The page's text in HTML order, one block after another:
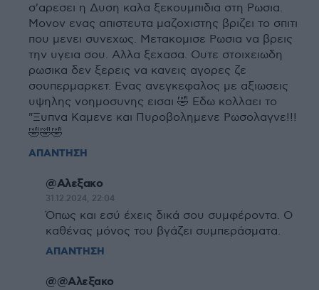
σ'αρεσει η Δυση καλα ξεκουμπιδια στη Ρωσια.
Μονον ενας απιστευτα μαζοχιστης βριζει το σπιτι
που μενει συνεχως. Μετακομισε Ρωσια να βρεις
την υγεια σου. Αλλα ξεχασα. Ουτε στοιχειωδη
ρωσικα δεν ξερεις να κανεις αγορες ζε
σουπερμαρκετ. Ενας ανεγκεφαλος με αξιωσεις
υψηλης νοημοσυνης εισαι 🤣 Εδω κολλαει το
"Ξυπνα Καμενε και Πυροβολημενε Ρωσολαγνε!!!
🤣🤣🤣
ΑΠΑΝΤΗΣΗ
@Αλεξακο
31.12.2024, 22:04
Όπως και εσύ έχεις δικά σου συμφέροντα. Ο
καθένας μόνος του βγάζει συμπεράσματα.
ΑΠΑΝΤΗΣΗ
@@Αλεξακο